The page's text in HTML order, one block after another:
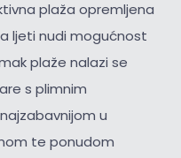
plaža opremljena
ljeti nudi mogućnost
plaže nalazi se
s plimnim
u
te ponudom